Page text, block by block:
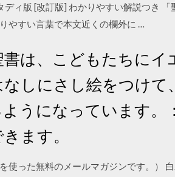
ディ版 [改訂版] わかりやすい解説つき
やすい言葉で本文近くの欄外に …
は、こどもたちに
しにさし絵をつけて
うになっています。
ます。
使った無料のメールマガジンです。）